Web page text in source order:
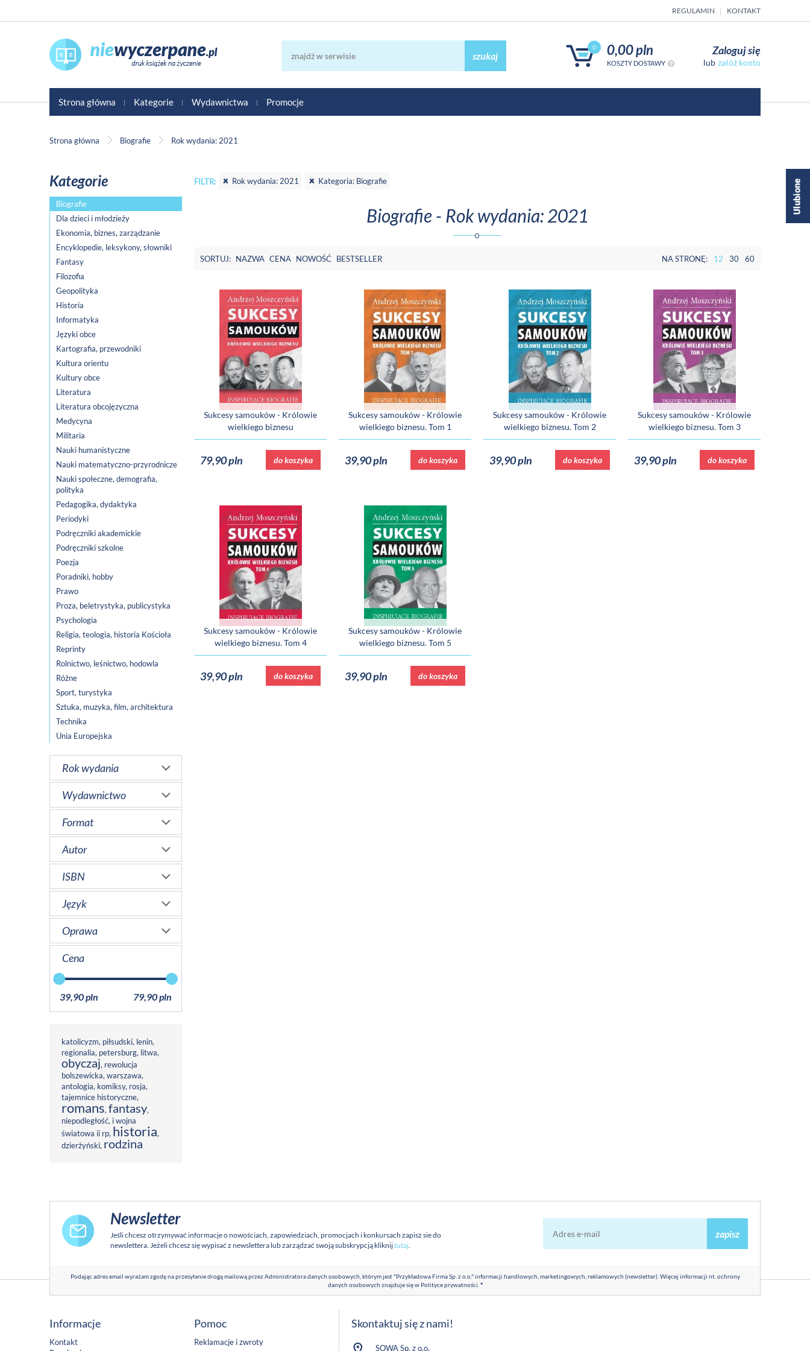
REGULAMIN KONTAKT
0 0,00 pln
KOSZTY DOSTAWY
szukaj Zaloguj się
załóż konto
Strona główna Kategorie Wydawnictwa Promocje
Strona główna Biografie Rok wydania: 2021
Kategorie
Biografie
Dla dzieci i młodzieży
Ekonomia, biznes, zarządzanie
Encyklopedie, leksykony, słowniki
Fantasy
Filozofia
Geopolityka
Historia
Informatyka
Języki obce
Kartografia, przewodniki
Kultura orientu
Kultury obce
Literatura
Literatura obcojęzyczna
Medycyna
Militaria
Nauki humanistyczne
Nauki matematyczno-przyrodnicze
Nauki społeczne, demografia,
polityka
Pedagogika, dydaktyka
Periodyki
Podręczniki akademickie
Podręczniki szkolne
Poezja
Poradniki, hobby
Prawo
Proza, beletrystyka, publicystyka
Psychologia
Religia, teologia, historia Kościoła
Reprinty
Rolnictwo, leśnictwo, hodowla
Różne
Sport, turystyka
Sztuka, muzyka, film, architektura
Technika
Unia Europejska
Rok wydania
Wydawnictwo
Format
Autor
ISBN
Język
Oprawa
Cena
39,90 pln 79,90 pln
katolicyzm, piłsudski, lenin,
regionalia, petersburg, litwa,
obyczaj, rewolucja
bolszewicka,warszawa,
antologia, komiksy, rosja,
tajemnice historyczne,
romans,fantasy,
niepodległość, i wojna
światowa ii rp, historia,
dzierżyński, rodzina
FILTR: Rok wydania: 2021 Kategoria: Biografie
Biografie - Rok wydania: 2021
SORTUJ: NAZWA CENA NOWOŚĆ BESTSELLER NA STRONĘ: 12 30 60
Sukcesy samouków - Królowie
wielkiego biznesu
79,90 pln do koszyka
Sukcesy samouków - Królowie
wielkiego biznesu. Tom 1
39,90 pln do koszyka
Sukcesy samouków - Królowie
wielkiego biznesu. Tom 2
39,90 pln do koszyka
Sukcesy samouków - Królowie
wielkiego biznesu. Tom 3
39,90 pln do koszyka
Sukcesy samouków - Królowie
wielkiego biznesu. Tom 4
39,90 pln do koszyka
Sukcesy samouków - Królowie
wielkiego biznesu. Tom 5
39,90 pln do koszyka
Newsletter
Jeśli chcesz otrzymywać informacje o nowościach, zapowiedziach, promocjach i konkursach zapisz sie do
newslettera. Jeżeli chcesz się wypisać z newslettera lub zarządzać swoją subskrypcją kliknijtutaj.
zapisz
Podając adres email wyrażam zgodę na przesyłanie drogą mailową przez Administratora danych osobowych, którym jest "Przykładowa Firma Sp. z o.o." informacji handlowych, marketingowych, reklamowych (newsletter). Więcej informacji nt. ochrony
danych osobowych znajduje się w Polityce prywatności.*
Informacje
Kontakt
Pomoc
Reklamacje i zwroty
Skontaktuj się z nami!
SOWA Sp. z o.o.